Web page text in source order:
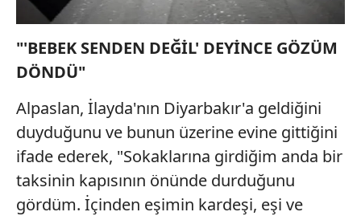
"'BEBEK SENDEN DEĞİL' DEYİNCE GÖZÜM
DÖNDÜ"
Alpaslan, İlayda'nın Diyarbakır'a geldiğini
duyduğunu ve bunun üzerine evine gittiğini
ifade ederek, "Sokaklarına girdiğim anda bir
taksinin kapısının önünde durduğunu
gördüm. İçinden eşimin kardeşi, eşi ve